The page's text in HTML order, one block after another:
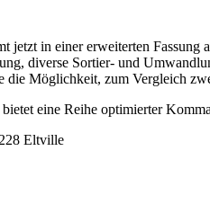
in einer erweiterten Fassung
diverse Sortier- und
Möglichkeit, zum Vergleich
eine Reihe optimierter
Eltville